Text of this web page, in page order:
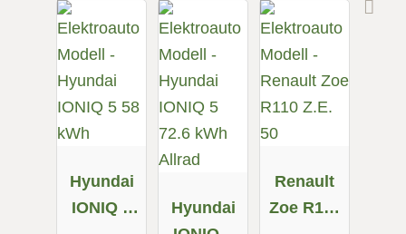
Hyundai
IONIQ 5
Hyundai
Renault
Zoe R110